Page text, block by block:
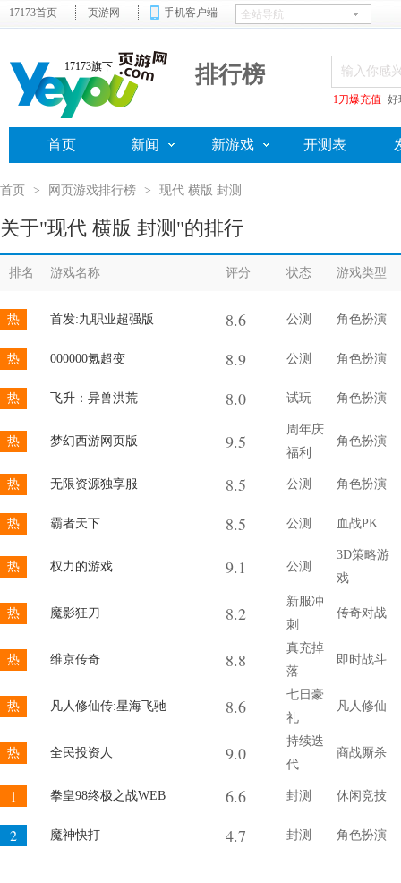
17173首页 页游网 手机客户端
17173旗下 排行榜
1刀爆充值 好
首页 新闻 新游戏 开测表
首页 > 网页游戏排行榜 > 现代 横版 封测
关于"现代 横版 封测"的排行
排名 游戏名称 评分 状态 游戏类型
热 首发:九职业超强版 8.6 公测 角色扮演
热 000000氪超变 8.9 公测 角色扮演
热 飞升：异兽洪荒 8.0 试玩 角色扮演
热 梦幻西游网页版 9.5
周年庆
福利
角色扮演
热 无限资源独享服 8.5 公测 角色扮演
热 霸者天下 8.5 公测 血战PK
热 权力的游戏 9.1 公测
3D策略游
戏
热 魔影狂刀 8.2
新服冲
刺
传奇对战
热 维京传奇 8.8
真充掉
落
即时战斗
热 凡人修仙传:星海飞驰 8.6
七日豪
礼
凡人修仙
热 全民投资人 9.0
持续迭
代
商战厮杀
1 拳皇98终极之战WEB 6.6 封测 休闲竞技
2 魔神快打 4.7 封测 角色扮演